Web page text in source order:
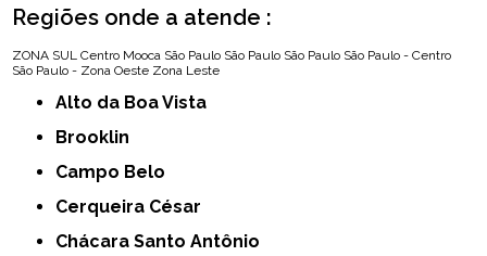
Regiões onde a atende :
ZONA SUL Centro Mooca São Paulo São Paulo São Paulo São Paulo - Centro
São Paulo - Zona Oeste Zona Leste
Alto da Boa Vista
Brooklin
Campo Belo
Cerqueira César
Chácara Santo Antônio